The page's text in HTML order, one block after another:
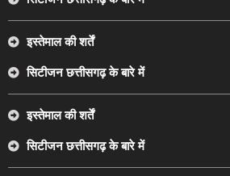
इस्तेमाल की शर्तें
सिटीजन छत्तीसगढ़ के बारे में
इस्तेमाल की शर्तें
सिटीजन छत्तीसगढ़ के बारे में